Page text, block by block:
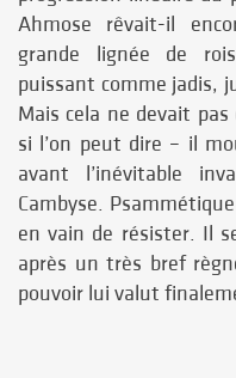
Ahmose rêvait-il
grande lignée de
puissant comme jadis,
Mais cela ne devait
si l’on peut dire – il
avant l’inévitable
Cambyse.
en vain de résister. Il
après un très bref
pouvoir lui valut